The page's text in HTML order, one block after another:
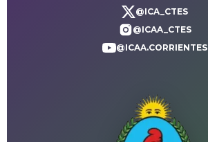
@ICA_CTES
@ICAA_CTES
@ICAA.CORRIENTES